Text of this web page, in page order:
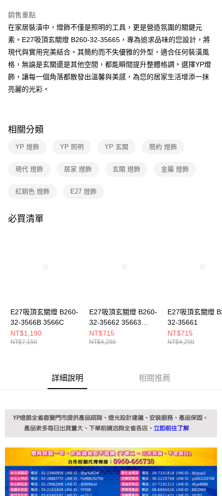
全盈+PAY
AFTEE先享後付
相關說明
【關於「AFTEE先享後付」】
AFTEE先享後付是「在收到商品之後才付款」的支付方式。 讓您購物簡單
便利好安心！
１．簡單：不需註冊會員、不需綁卡、不需儲值。
２．便利：只要手機號碼，簡訊認證，即可結帳。
結帳頁面，進行簡訊認證並確認金額後，即可完成結帳。
３．收到繳費通知簡訊後14天內，點擊此簡訊中的連結，可透過四大超商／
※ 請注意：結帳手續完成當下不需立刻繳費，但若您需要取消訂單，請聯絡
※ 交易是否成功請以「AFTEE先享後付 」之結帳頁面顯示為準，若有關於
４．使用「AFTEE先享後付」時，將依據個別帳號之用戶狀況，依本公司即
時審查核予不同之上限額度；若仍有額度不足之情形，本公司將視審查結果
５．嚴禁一人註冊多個帳號或使用他人資訊註冊。若發現惡意使用之情形，
恩沛科技股份有限公司將有權停止該用戶之使用額度並採取法律行動。
銷售重點
在家居裝潢中，燈飾不僅是照明的工具，更是營造氛圍的關鍵元
素。E27吸頂玄關燈 B260-32-35665，專為追求品味的您設計，將
現代與實用完美結合。其簡約而不失優雅的外型，適合任何裝潢風
格，無論是玄關還是其他空間，都能瞬間提升整體格調。選擇YP燈
飾，讓每一個角落都散發出溫馨與美感，為您的居家生活增添一抹
亮麗的光彩。
相關分類
YP 燈飾 YP 照明 YP 玄關 簡約 燈飾
現代 燈飾 居家 燈飾 玄關 燈飾 金屬 燈飾
紅銅色 燈飾 E27 燈飾
必買清單
E27吸頂玄關燈 B260-
32-3566B 3566C
NT$1,190
NT$7,150
E27吸頂玄關燈 B260-
32-35662 35663
35664
NT$715
NT$4,290
E27吸頂玄關燈
32-35661
NT$715
NT$4,290
詳細說明 相關推薦